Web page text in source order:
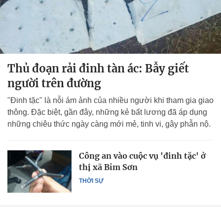
Thủ đoạn rải đinh tàn ác: Bẫy giết
người trên đường
"Đinh tặc" là nỗi ám ảnh của nhiều người khi tham gia giao
thông. Đặc biệt, gần đây, những kẻ bất lương đã áp dụng
những chiêu thức ngày càng mới mẻ, tinh vi, gây phẫn nộ.
THỜI SỰ
Công an vào cuộc vụ 'đinh tặc' ở
thị xã Bỉm Sơn